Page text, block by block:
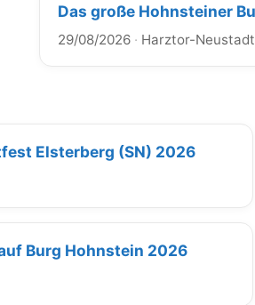
Das große Hohnsteiner
29/08/2026 · Harztor-Neustadt
Elsterberg (SN) 2026
Burg Hohnstein 2026